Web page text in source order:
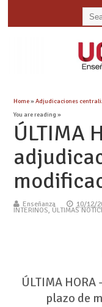
Home»Adjudicaciones
You are reading »
ÚLTIMA
Enseñanza 10/12/
INTERINOS, ÚLTIMAS
ÚLTIMA
plazo de